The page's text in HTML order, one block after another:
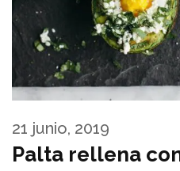
Palta rellena
21 junio, 2019